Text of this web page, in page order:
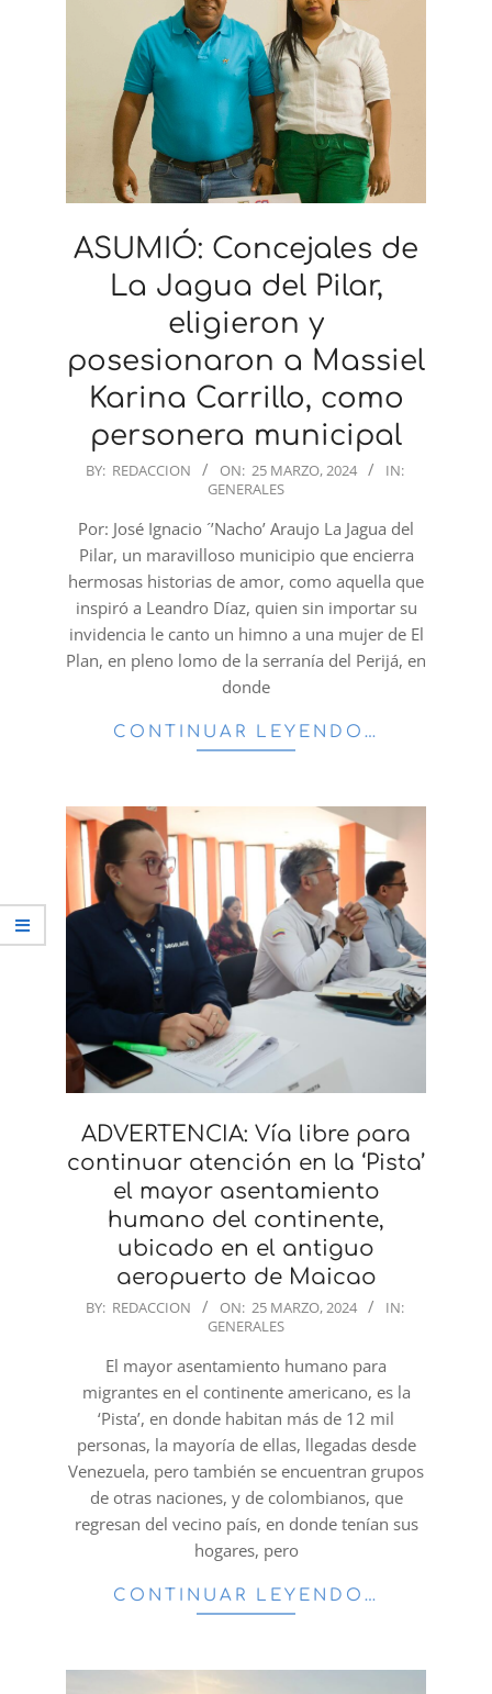
ASUMIÓ: Concejales de
La Jagua del Pilar,
eligieron y
posesionaron a Massiel
Karina Carrillo, como
personera municipal
2024-
25
BY: REDACCION ON: 25 MARZO, 2024
IN:
GENERALES
Por: José Ignacio ´’Nacho’ Araujo La Jagua del
Pilar, un maravilloso municipio que encierra
hermosas historias de amor, como aquella que
inspiró a Leandro Díaz, quien sin importar su
invidencia le canto un himno a una mujer de El
Plan, en pleno lomo de la serranía del Perijá, en
donde
CONTINUAR LEYENDO…
ADVERTENCIA: Vía libre para
continuar atención en la ‘Pista’
el mayor asentamiento
humano del continente,
ubicado en el antiguo
aeropuerto de Maicao
2024-
BY: REDACCION ON: 25 MARZO, 2024
IN:
GENERALES
El mayor asentamiento humano para
migrantes en el continente americano, es la
‘Pista’, en donde habitan más de 12 mil
personas, la mayoría de ellas, llegadas desde
Venezuela, pero también se encuentran grupos
de otras naciones, y de colombianos, que
regresan del vecino país, en donde tenían sus
hogares, pero
CONTINUAR LEYENDO…